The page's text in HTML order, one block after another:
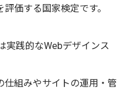
価する国家検定です。
実践的なWebデザインス
仕組みやサイトの運用・管